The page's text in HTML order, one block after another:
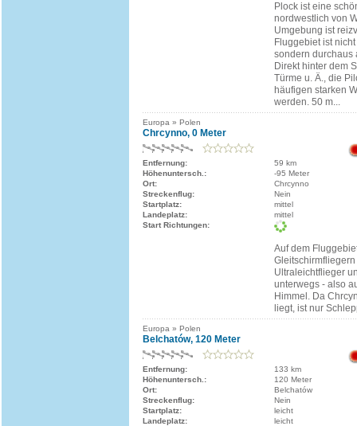
Plock ist eine
nordwestlich von
Umgebung ist
Fluggebiet ist
sondern durchaus
Direkt hinter dem
Türme u. Ä., die
häufigen starken
werden. 50 m...
Europa » Polen
Chrcynno, 0 Meter
Entfernung:
59 km
Höhenuntersch.:
-95 Meter
Ort:
Chrcynno
Streckenflug:
Nein
Startplatz:
mittel
Landeplatz:
mittel
Start Richtungen:
Auf dem
Ultraleichtflieger
unterwegs - also
Himmel. Da
liegt, ist nur
Europa » Polen
Belchatów, 120 Meter
Entfernung:
133 km
Höhenuntersch.:
120 Meter
Ort:
Belchatów
Streckenflug:
Nein
Startplatz:
leicht
Landeplatz:
leicht